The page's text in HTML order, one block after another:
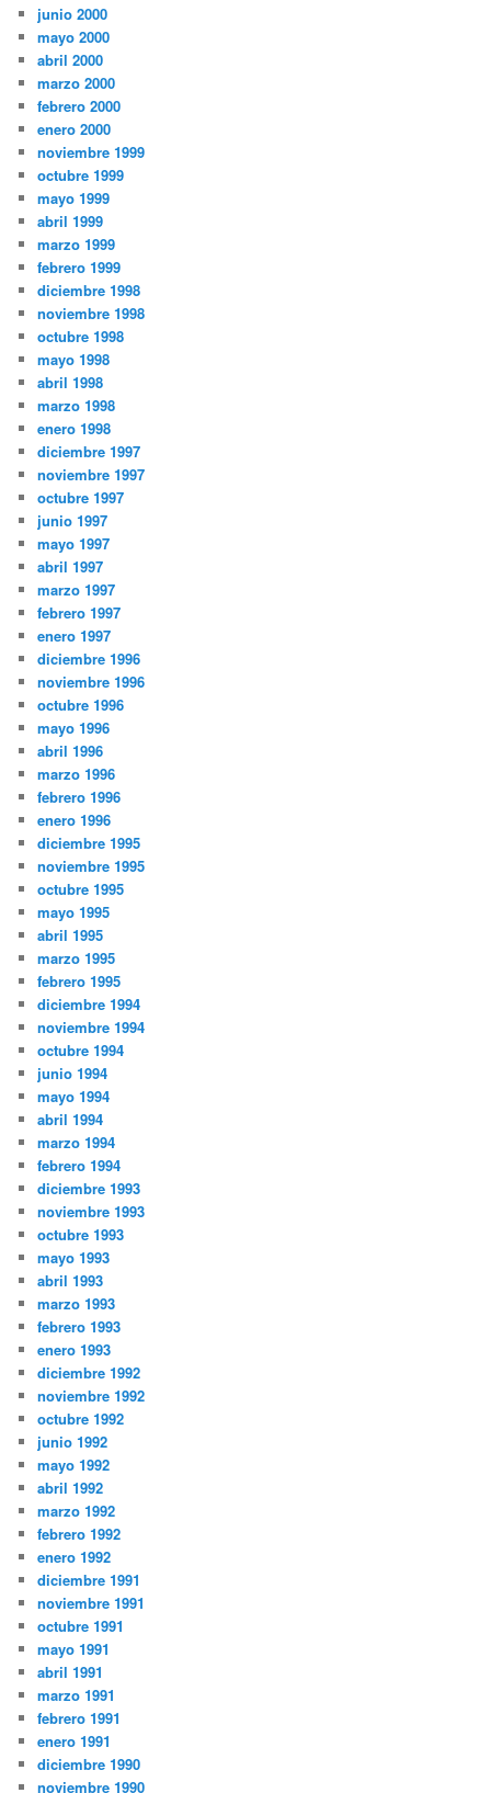
junio 2000
mayo 2000
abril 2000
marzo 2000
febrero 2000
enero 2000
noviembre 1999
octubre 1999
mayo 1999
abril 1999
marzo 1999
febrero 1999
diciembre 1998
noviembre 1998
octubre 1998
mayo 1998
abril 1998
marzo 1998
enero 1998
diciembre 1997
noviembre 1997
octubre 1997
junio 1997
mayo 1997
abril 1997
marzo 1997
febrero 1997
enero 1997
diciembre 1996
noviembre 1996
octubre 1996
mayo 1996
abril 1996
marzo 1996
febrero 1996
enero 1996
diciembre 1995
noviembre 1995
octubre 1995
mayo 1995
abril 1995
marzo 1995
febrero 1995
diciembre 1994
noviembre 1994
octubre 1994
junio 1994
mayo 1994
abril 1994
marzo 1994
febrero 1994
diciembre 1993
noviembre 1993
octubre 1993
mayo 1993
abril 1993
marzo 1993
febrero 1993
enero 1993
diciembre 1992
noviembre 1992
octubre 1992
junio 1992
mayo 1992
abril 1992
marzo 1992
febrero 1992
enero 1992
diciembre 1991
noviembre 1991
octubre 1991
mayo 1991
abril 1991
marzo 1991
febrero 1991
enero 1991
diciembre 1990
noviembre 1990